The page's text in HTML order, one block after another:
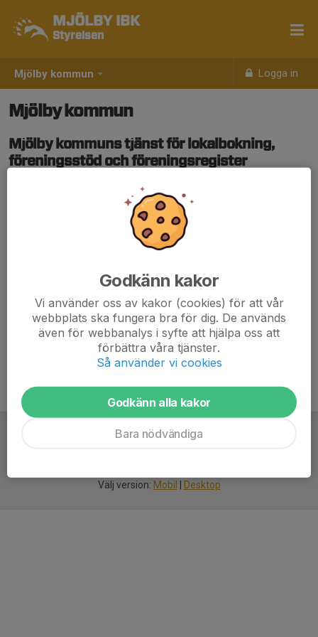
Mjölby kommun Logga in
MJÖLBY IBK
Styrelsen
Mjölby kommun
Mjölby kommuns tjänst för lokalbokning,
föreningsstöd och föreningsregister
Välj version: Mobil Desktop
Godkänn kakor
Vi använder oss av kakor (cookies) för att vår
webbplats ska fungera bra för dig. De används
även för webbanalys i syfte att hjälpa oss att
förbättra våra tjänster.
Så använder vi cookies
Godkänn alla kakor
Bara nödvändiga